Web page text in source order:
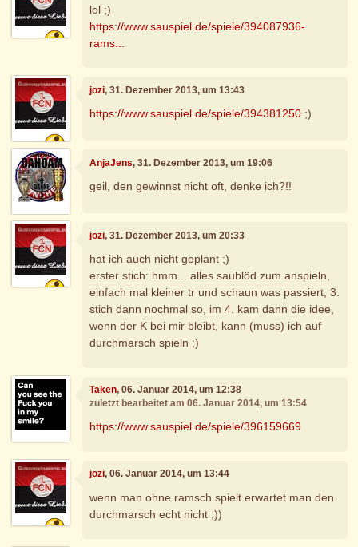
lol ;)
https://www.sauspiel.de/spiele/394087936-
rams...
jozi, 31. Dezember 2013, um 13:43
https://www.sauspiel.de/spiele/394381250 ;)
AnjaJens, 31. Dezember 2013, um 19:06
geil, den gewinnst nicht oft, denke ich?!!
jozi, 31. Dezember 2013, um 20:33
hat ich auch nicht geplant ;)
erster stich: hmm... alles saublöd zum anspieln,
einfach mal kleiner tr und schaun was passiert, 3.
stich dann nochmal so, im 4. kam dann die idee,
wenn der K bei mir bleibt, kann (muss) ich auf
durchmarsch spieln ;)
Taken, 06. Januar 2014, um 12:38
zuletzt bearbeitet am 06. Januar 2014, um 13:54
https://www.sauspiel.de/spiele/396159669
jozi, 06. Januar 2014, um 13:44
wenn man ohne ramsch spielt erwartet man den
durchmarsch echt nicht ;))